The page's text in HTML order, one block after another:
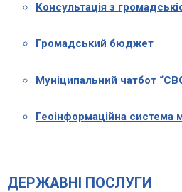
Консультація з
Громадський бюджет
Муніципальний чатбот
Геоінформаційна система
ДЕРЖАВНІ ПОСЛУГИ